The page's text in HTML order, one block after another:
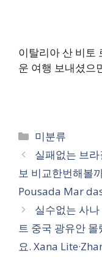
이탈리아 산 비토
운 여행 보내셨으
카
테
고
리
미분류
실패없는 브
보 비교한번해볼
Pousada Mar
실수없는 사
트 중국 광유안
요. Xana